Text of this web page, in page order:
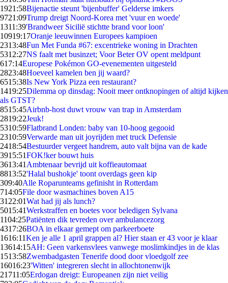
1921:58Bijenactie steunt 'bijenbuffer' Gelderse imkers
9721:09Trump dreigt Noord-Korea met 'vuur en woede'
1311:39'Brandweer Sicilië stichtte brand voor loon'
10919:17Oranje leeuwinnen Europees kampioen
2313:48Fun Met Funda #67: excentrieke woning in Drachten
5312:27NS faalt met businzet; Voor Beter OV opent meldpunt
617:14Europese Pokémon GO-evenementen uitgesteld
2823:48Hoeveel kamelen ben jij waard?
6515:38Is New York Pizza een restaurant?
1419:25Dilemma op dinsdag: Nooit meer ontknopingen of altijd kijken
als GTST?
8515:45Airbnb-host duwt vrouw van trap in Amsterdam
2819:22Jeuk!
5310:59Flatbrand Londen: baby van 10-hoog gegooid
2310:59Verwarde man uit joyrijden met truck Defensie
2418:54Bestuurder vergeet handrem, auto valt bijna van de kade
3915:51FOK!ker bouwt huis
3613:41 Ambtenaar bevrijd uit koffieautomaat
8813:52'Halal bushokje' toont overdags geen kip
309:40Alle Roparunteams gefinisht in Rotterdam
714:05File door wasmachines boven A15
31 22:01Wat had jij als lunch?
5015:41Werkstraffen en boetes voor beledigen Sylvana
1104:25Patiënten dik tevreden over ambulancezorg
4317:26BOA in elkaar gemept om parkeerboete
1616:11Ken je alle 1 april grappen al? Hier staan er 43 voor je klaar
13614:15AH: Geen varkensvlees vanwege moslimkindjes in de klas
1513:58Zwembadgasten Tenerife dood door vloedgolf zee
16016:23'Witten' integreren slecht in allochtonenwijk
21711:05Erdogan dreigt: Europeanen zijn niet veilig